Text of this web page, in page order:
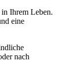
in Ihrem Leben.
eine
nach